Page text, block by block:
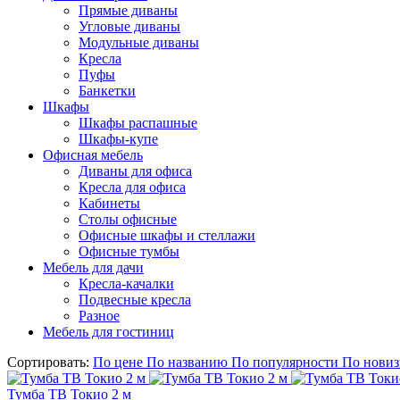
Прямые диваны
Угловые диваны
Модульные диваны
Кресла
Пуфы
Банкетки
Шкафы
Шкафы распашные
Шкафы-купе
Офисная мебель
Диваны для офиса
Кресла для офиса
Кабинеты
Столы офисные
Офисные шкафы и стеллажи
Офисные тумбы
Мебель для дачи
Кресла-качалки
Подвесные кресла
Разное
Мебель для гостиниц
Сортировать: По цене По названию По популярности По
Тумба ТВ Токио 2 м